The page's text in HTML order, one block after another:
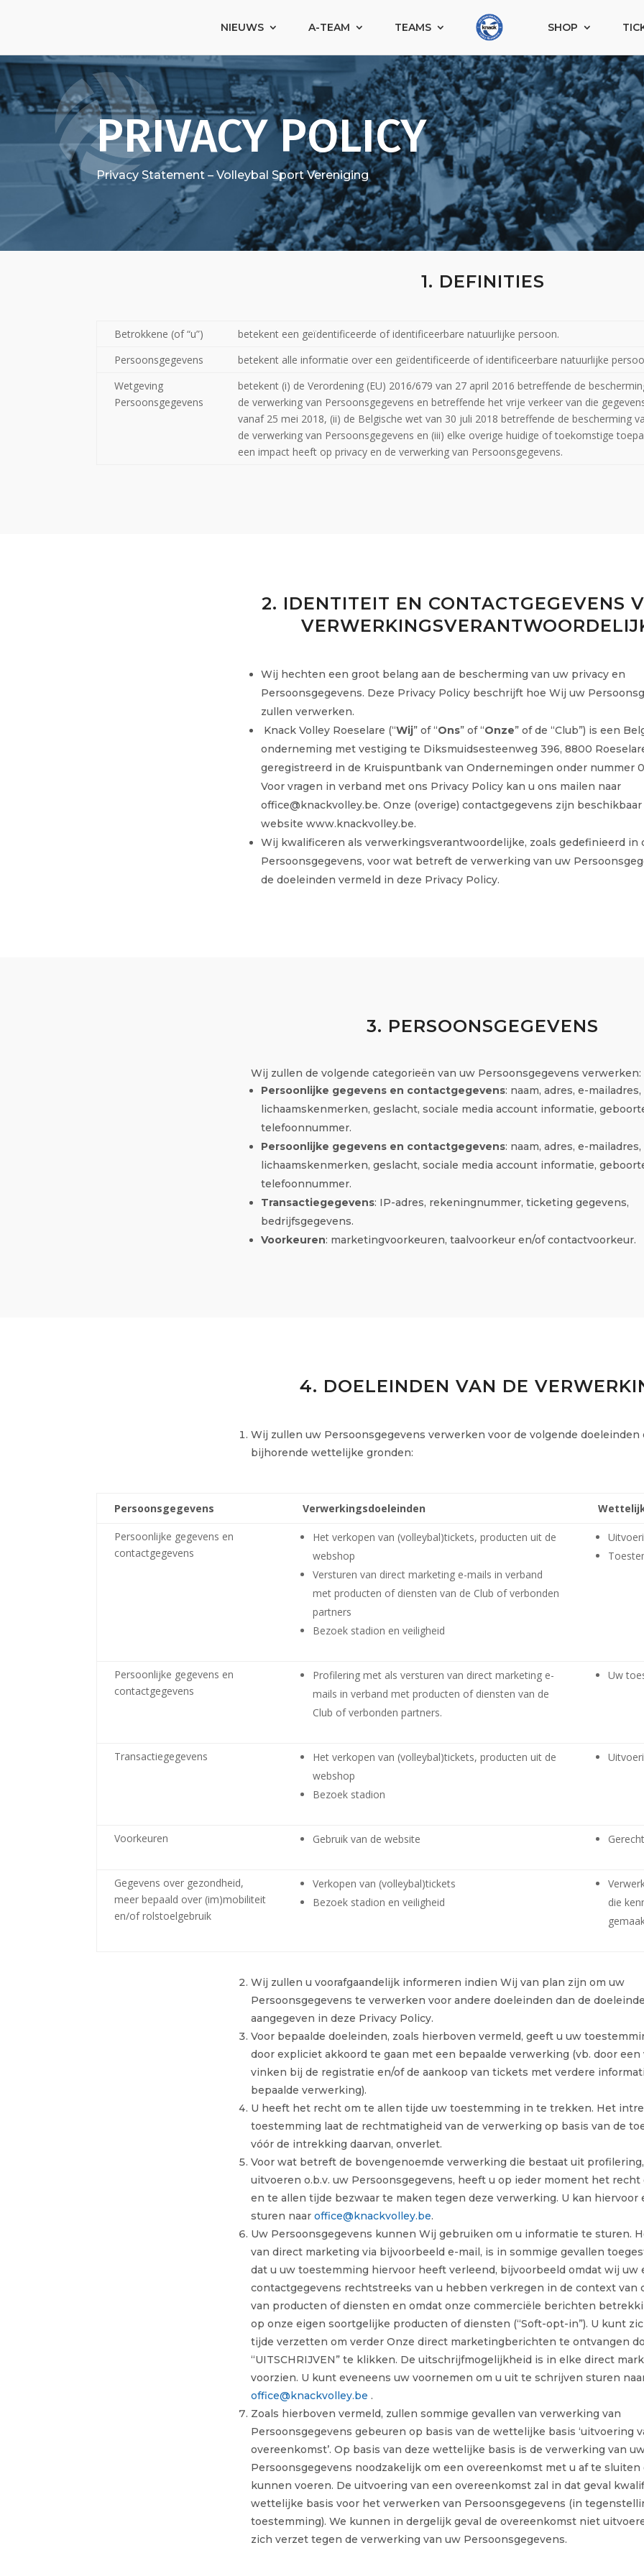
NIEUWS A-TEAM TEAMS SHOP
PRIVACY POLICY
Privacy Statement – Volleybal Sport Vereniging
1. DEFINITIES
Betrokkene (of “u”)
betekent een geïdentificeerde of identificeerbare natuurlijke persoon.
Persoonsgegevens
betekent alle informatie over een geïdentificeerde of identificeerbare natuurlijke
Wetgeving
Persoonsgegevens
betekent (i) de Verordening (EU) 2016/679 van 27 april 2016 betreffende de
de verwerking van Persoonsgegevens en betreffende het vrije verkeer van die
vanaf 25 mei 2018, (ii) de Belgische wet van 30 juli 2018 betreffende de bescherming
de verwerking van Persoonsgegevens en (iii) elke overige huidige of toekomstige
een impact heeft op privacy en de verwerking van Persoonsgegevens.
2. IDENTITEIT EN CONTACTGEGEVENS
Wij hechten een groot belang aan de bescherming van uw privacy en
Persoonsgegevens. Deze Privacy Policy beschrijft hoe Wij uw
zullen verwerken.
Knack Volley Roeselare (“Wij” of “Ons” of “Onze” of de “Club”) is een
onderneming met vestiging te Diksmuidsesteenweg 396, 8800
geregistreerd in de Kruispuntbank van Ondernemingen onder nummer
Voor vragen in verband met ons Privacy Policy kan u ons mailen naar
office@knackvolley.be. Onze (overige) contactgegevens zijn
website www.knackvolley.be.
Wij kwalificeren als verwerkingsverantwoordelijke, zoals gedefinieerd in
Persoonsgegevens, voor wat betreft de verwerking van uw
de doeleinden vermeld in deze Privacy Policy.
3. PERSOONSGEGEVENS
Wij zullen de volgende categorieën van uw Persoonsgegevens verwerken:
Persoonlijke gegevens en contactgegevens: naam, adres, e-mailadres,
lichaamskenmerken, geslacht, sociale media account informatie,
telefoonnummer.
Persoonlijke gegevens en contactgegevens: naam, adres, e-mailadres,
lichaamskenmerken, geslacht, sociale media account informatie,
telefoonnummer.
Transactiegegevens: IP-adres, rekeningnummer, ticketing gegevens,
bedrijfsgegevens.
Voorkeuren: marketingvoorkeuren, taalvoorkeur en/of contactvoorkeur.
4. DOELEINDEN VAN DE
Wij zullen uw Persoonsgegevens verwerken voor de volgende doeleinden
bijhorende wettelijke gronden:
Persoonsgegevens Verwerkingsdoeleinden
Persoonlijke gegevens en
contactgegevens
Het verkopen van (volleybal)tickets, producten uit de
webshop
Versturen van direct marketing e-mails in verband
met producten of diensten van de Club of verbonden
partners
Bezoek stadion en veiligheid
Persoonlijke gegevens en
contactgegevens
Profilering met als versturen van direct marketing e-
mails in verband met producten of diensten van de
Club of verbonden partners.
Uw
Transactiegegevens
Het verkopen van (volleybal)tickets, producten uit de
webshop
Bezoek stadion
Voorkeuren Gebruik van de website
Gegevens over gezondheid,
meer bepaald over (im)mobiliteit
en/of rolstoelgebruik
Verkopen van (volleybal)tickets
Bezoek stadion en veiligheid
die
Wij zullen u voorafgaandelijk informeren indien Wij van plan zijn om uw
Persoonsgegevens te verwerken voor andere doeleinden dan de
aangegeven in deze Privacy Policy.
Voor bepaalde doeleinden, zoals hierboven vermeld, geeft u uw
door expliciet akkoord te gaan met een bepaalde verwerking (vb. door een
vinken bij de registratie en/of de aankoop van tickets met verdere
bepaalde verwerking).
U heeft het recht om te allen tijde uw toestemming in te trekken. Het
toestemming laat de rechtmatigheid van de verwerking op basis van de
vóór de intrekking daarvan, onverlet.
Voor wat betreft de bovengenoemde verwerking die bestaat uit
uitvoeren o.b.v. uw Persoonsgegevens, heeft u op ieder moment het recht
en te allen tijde bezwaar te maken tegen deze verwerking. U kan hiervoor
sturen naaroffice@knackvolley.be.
Uw Persoonsgegevens kunnen Wij gebruiken om u informatie te sturen.
van direct marketing via bijvoorbeeld e-mail, is in sommige gevallen
dat u uw toestemming hiervoor heeft verleend, bijvoorbeeld omdat wij uw
contactgegevens rechtstreeks van u hebben verkregen in de context van
van producten of diensten en omdat onze commerciële berichten
op onze eigen soortgelijke producten of diensten (“Soft-opt-in”). U kunt
tijde verzetten om verder Onze direct marketingberichten te ontvangen
“UITSCHRIJVEN” te klikken. De uitschrijfmogelijkheid is in elke direct
voorzien. U kunt eveneens uw voornemen om u uit te schrijven sturen
office@knackvolley.be .
Zoals hierboven vermeld, zullen sommige gevallen van verwerking van
Persoonsgegevens gebeuren op basis van de wettelijke basis ‘uitvoering
overeenkomst’. Op basis van deze wettelijke basis is de verwerking van
Persoonsgegevens noodzakelijk om een overeenkomst met u af te sluiten
kunnen voeren. De uitvoering van een overeenkomst zal in dat geval
wettelijke basis voor het verwerken van Persoonsgegevens (in
toestemming). We kunnen in dergelijk geval de overeenkomst niet
zich verzet tegen de verwerking van uw Persoonsgegevens.